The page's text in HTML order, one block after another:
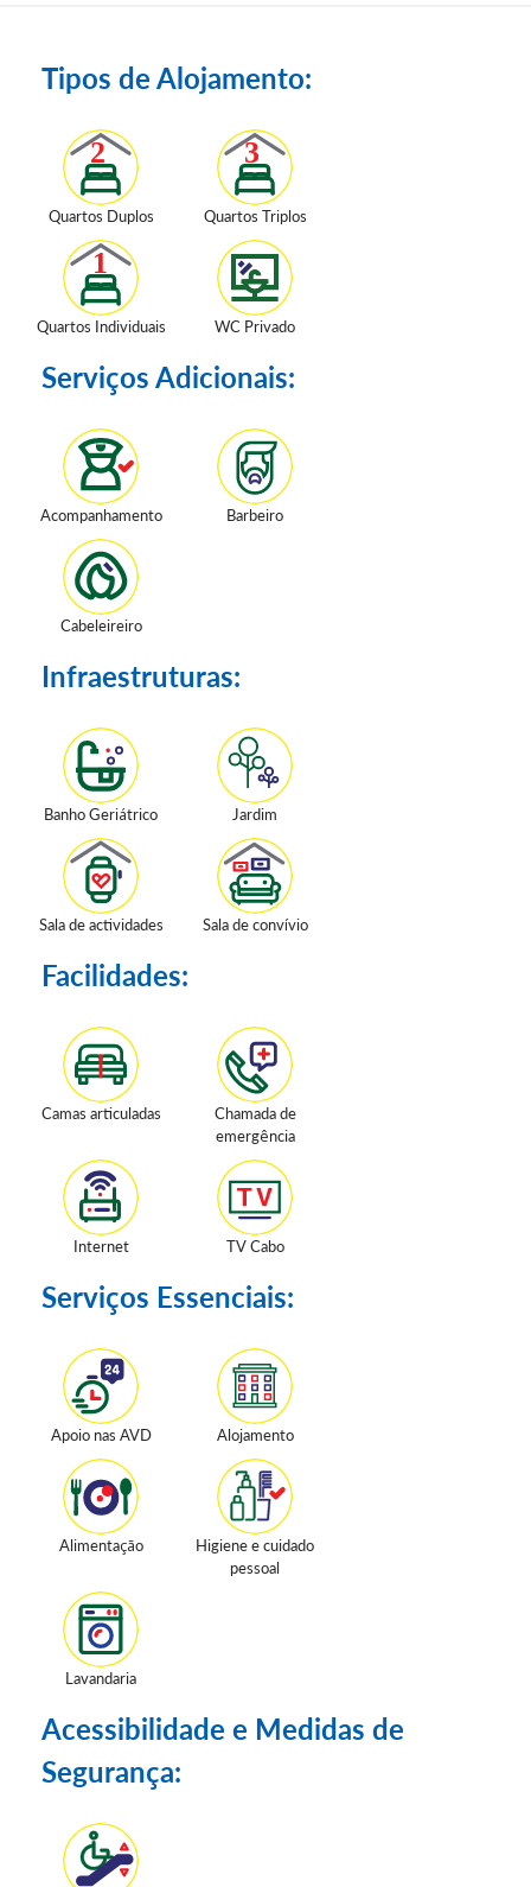
Tipos de Alojamento:
Quartos Duplos Quartos Triplos
Quartos Individuais WC Privado
Serviços Adicionais:
Acompanhamento Barbeiro
Cabeleireiro
Infraestruturas:
Banho Geriátrico Jardim
Sala de actividades Sala de convívio
Facilidades:
Camas articuladas
Chamada de
emergência
Internet TV Cabo
Serviços Essenciais:
Apoio nas AVD Alojamento
Alimentação
Higiene e cuidado
pessoal
Lavandaria
Acessibilidade e Medidas de
Segurança: